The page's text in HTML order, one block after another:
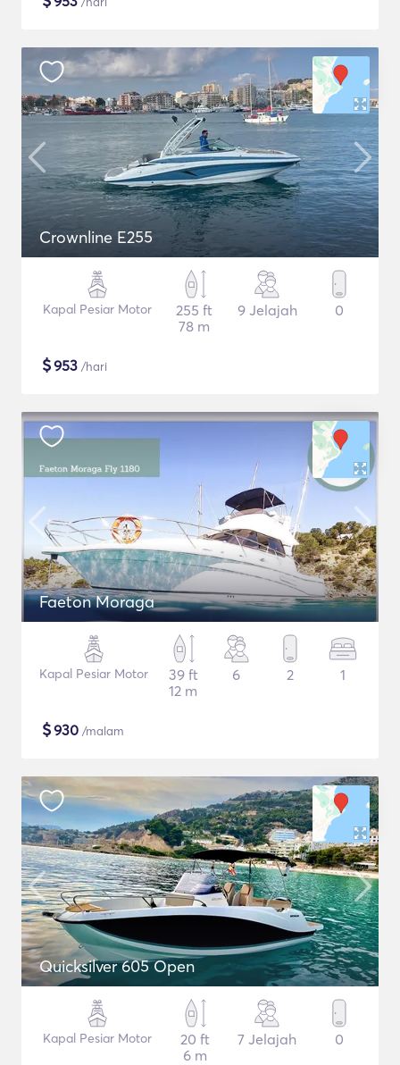
Crownline E255
Kapal Pesiar Motor
255 ft
78 m
9 Jelajah 0
$953 /hari
Faeton Moraga
Kapal Pesiar Motor
39 ft
12 m
6 2 1
$930 /malam
Quicksilver 605 Open
Kapal Pesiar Motor
20 ft
6 m
7 Jelajah 0